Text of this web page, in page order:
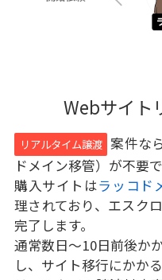
Webサイト
リアルタイム譲渡 案件な
ドメイン移管）が不要で
購入サイトはラッコド
理されており、エスク
完了します。
通常数日～10日前後か
し、サイト移行にかか